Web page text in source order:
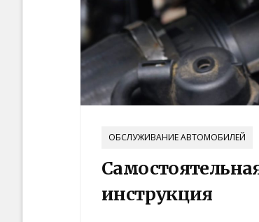
ОБСЛУЖИВАНИЕ АВТОМОБИЛЕЙ
инструкция